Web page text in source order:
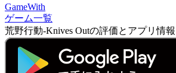
GameWith
ゲーム一覧
荒野行動-Knives Outの評価とアプリ情報